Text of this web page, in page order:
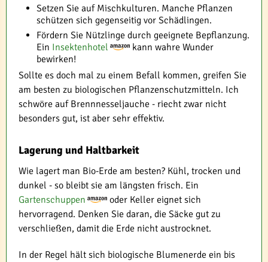
Setzen Sie auf Mischkulturen. Manche Pflanzen
schützen sich gegenseitig vor Schädlingen.
Fördern Sie Nützlinge durch geeignete Bepflanzung.
Ein Insektenhotel
kann wahre Wunder
bewirken!
Sollte es doch mal zu einem Befall kommen, greifen Sie
am besten zu biologischen Pflanzenschutzmitteln. Ich
schwöre auf Brennnesseljauche - riecht zwar nicht
besonders gut, ist aber sehr effektiv.
Lagerung und Haltbarkeit
Wie lagert man Bio-Erde am besten? Kühl, trocken und
dunkel - so bleibt sie am längsten frisch. Ein
Gartenschuppen
oder Keller eignet sich
hervorragend. Denken Sie daran, die Säcke gut zu
verschließen, damit die Erde nicht austrocknet.
In der Regel hält sich biologische Blumenerde ein bis